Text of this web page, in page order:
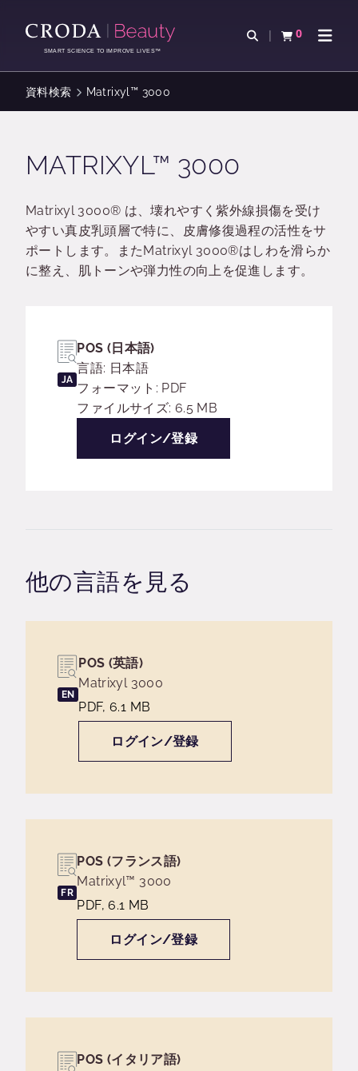
ン
を
ー
ス
SMART SCIENCE TO IMPROVE LIVES™
検索を開く
0
カートを確認す
ナビ
資料検索 Matrixyl™ 3000
MATRIXYL™ 3000
Matrixyl 3000® は、壊れやすく紫外線損傷を受け
やすい真皮乳頭層で特に、皮膚修復過程の活性をサ
ポートします。またMatrixyl 3000®はしわを滑らか
に整え、肌トーンや弾力性の向上を促進します。
JA
POS (日本語)
言語: 日本語
フォーマット: PDF
ファイルサイズ: 6.5 MB
ログイン/登録
他の言語を見る
EN
POS (英語)
Matrixyl 3000
PDF, 6.1 MB
ログイン/登録
FR
POS (フランス語)
Matrixyl™ 3000
PDF, 6.1 MB
ログイン/登録
POS (イタリア語)